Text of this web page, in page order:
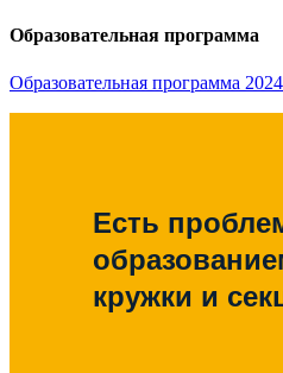
Образовательная программа
Образовательная программа
Есть
кружки и